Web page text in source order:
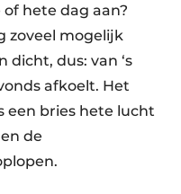
hete dag aan?
zoveel mogelijk
dicht, dus: van ‘s
afkoelt. Het
een bries hete lucht
de